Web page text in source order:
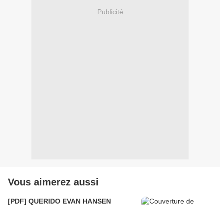
Publicité
Vous aimerez aussi
[PDF] QUERIDO EVAN HANSEN